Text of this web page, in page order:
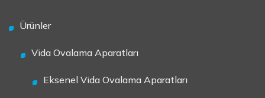
Ürünler
Vida Ovalama Aparatları
Eksenel Vida Ovalama Aparatları